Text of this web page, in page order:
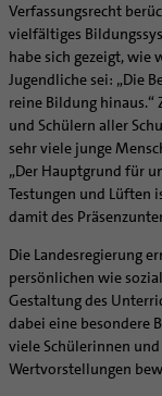
Verfassungsrecht
vielfältiges
habe sich gezeigt, wie
Jugendliche sei: „Die
reine Bildung
und Schülern aller
sehr viele junge
„Der Hauptgrund für
Testungen und Lüften
damit des
Die Landesregierung
persönlichen wie
Gestaltung des
dabei eine besondere
viele Schülerinnen
Wertvorstellungen